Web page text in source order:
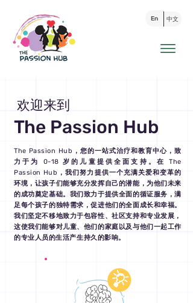
En 中文
欢迎来到
The Passion Hub
The Passion Hub，您的一站式治疗和教育中心，致
力于为 0-18 岁的儿童提供全面支持。在 The
Passion Hub，我们努力提供一个充满关爱和变革的
环境，让孩子们能够充分发挥自己的潜能，为他们未来
的成功奠定基础。我们致力于提供全面的循证服务，满
足每个孩子的独特需求，促进他们的全面成长和幸福。
我们坚定不移地致力于包容性、社区支持和专业发展，
这使我们能够对儿童、他们的家庭以及与他们一起工作
的专业人员的生活产生持久的影响。